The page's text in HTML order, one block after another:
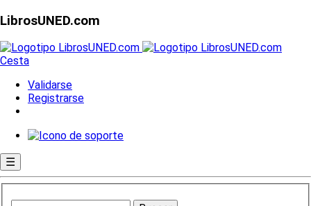
LibrosUNED.com
Cesta
Validarse
Registrarse
☰